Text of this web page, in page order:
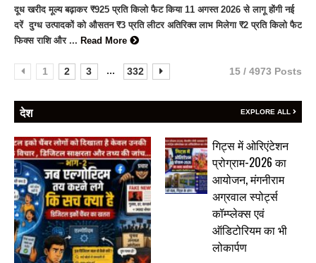
दूध खरीद मूल्य बढ़ाकर ₹925 प्रति किलो फैट किया 11 अगस्त 2026 से लागू होंगी नई
दरें दुग्ध उत्पादकों को औसतन ₹3 प्रति लीटर अतिरिक्त लाभ मिलेगा ₹2 प्रति किलो फैट
फिक्स राशि और ... Read More
1 2 3 ... 332 15 / 4973 Posts
देश EXPLORE ALL
गिट्स में ओरिएंटेशन
प्रोग्राम-2026 का
आयोजन, मंगनीराम
अग्रवाल स्पोर्ट्स
कॉम्प्लेक्स एवं
ऑडिटोरियम का भी
लोकार्पण